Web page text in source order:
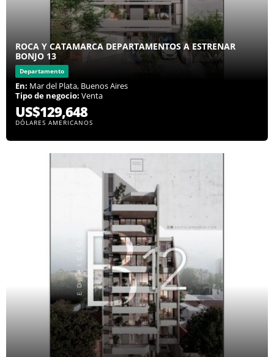
ROCA Y CATAMARCA DEPARTAMENTOS A ESTRENAR
BONJO 13
Departamento
En: Mar del Plata, Buenos Aires
Tipo de negocio: Venta
US$129,648
DÓLARES AMERICANOS